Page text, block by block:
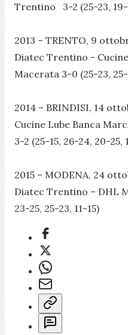
Trentino 3-2 (25-23, 19-
2013 – TRENTO, 9
Diatec Trentino -
Macerata 3-0 (25-23, 25-
2014 – BRINDISI, 14
Cucine Lube Banca
3-2 (25-15, 26-24, 20-25,
2015 – MODENA, 24
Diatec Trentino – DHL
23-25, 25-23, 11-15)